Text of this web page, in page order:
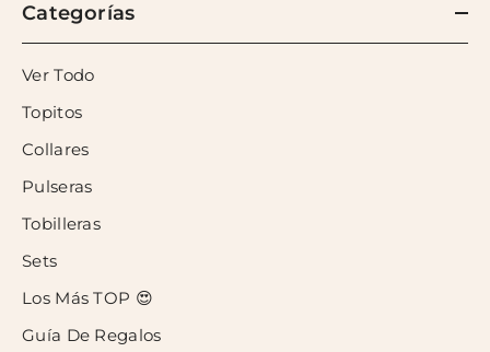
Categorías
Ver Todo
Topitos
Collares
Pulseras
Tobilleras
Sets
Los Más TOP 😍
Guía De Regalos